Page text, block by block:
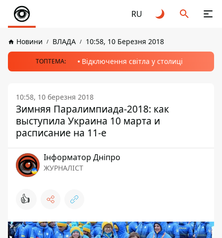
RU
Новини ВЛАДА 10:58, 10 Березня 2018
ТОПТЕМА: Відключення світла у столиці
10:58, 10 березня 2018
Зимняя Паралимпиада-2018: как
выступила Украина 10 марта и
расписание на 11-е
Інформатор Дніпро
ЖУРНАЛІСТ
👍